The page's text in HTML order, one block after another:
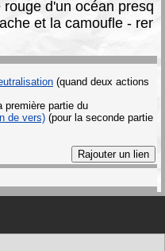
d'un océan
et la camoufle -
(quand deux actions
première partie du
de vers) (pour la seconde partie